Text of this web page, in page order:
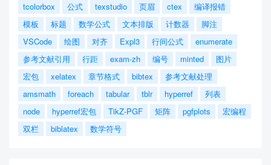
tcolorbox
公式 texstudio 页眉 ctex
编译报错
模板
标题 数学公式 文本排版 计数器
脚注
VSCode
绘图 对齐 Expl3 行间公式
enumerate
参考文献引用
行距 exam-zh 编号 minted
图片
宏包
xelatex 章节格式 bibtex
参考文献处理
amsmath
foreach tabular tblr hyperref
列表
node
hyperref宏包 TikZ-PGF 矩阵 pgfplots
宏编程
双栏
biblatex 数学符号